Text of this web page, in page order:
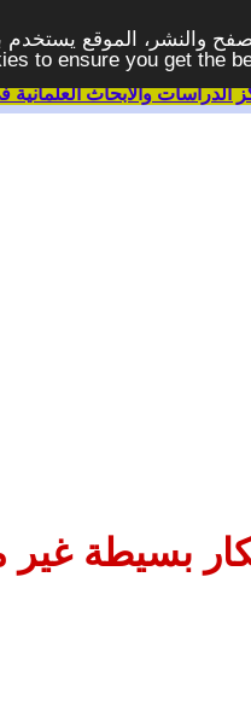
والنشر، الموقع
to ensure you get the
بسيطة غير